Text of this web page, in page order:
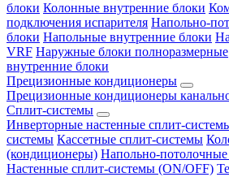
блоки Колонные внутренние блоки
подключения испарителя Напольно-
блоки Напольные внутренние блоки
VRF Наружные блоки полноразмерные
внутренние блоки
Прецизионные кондиционеры
Прецизионные кондиционеры
Сплит-системы
Инверторные настенные сплит-
системы Кассетные сплит-системы
(кондиционеры) Напольно-
Настенные сплит-системы (ON/OFF)